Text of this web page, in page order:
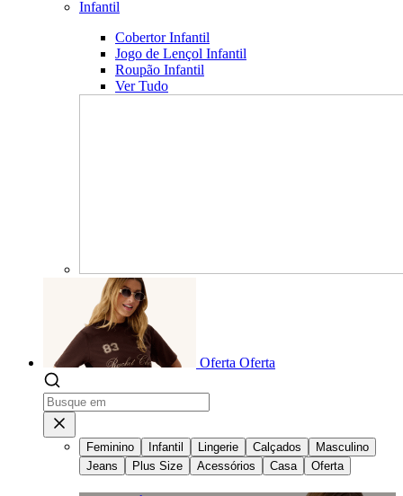
Infantil
Cobertor Infantil
Jogo de Lençol Infantil
Roupão Infantil
Ver Tudo
Oferta Oferta
Feminino Infantil Lingerie Calçados
Masculino
Jeans
Plus Size Acessórios Casa Oferta